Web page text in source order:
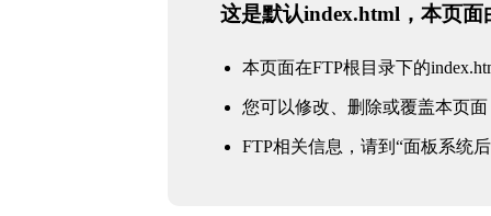
这是默认index.html，本页面
本页面在FTP根目录下的
您可以修改、删除或覆盖本页面
FTP相关信息，请到“面板系统